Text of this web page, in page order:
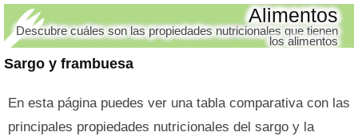
Sargo y frambuesa
Alimentos
Descubre cuáles son las propiedades nutricionales que tienen
los alimentos
En esta página puedes ver una tabla comparativa con las
principales propiedades nutricionales del sargo y la